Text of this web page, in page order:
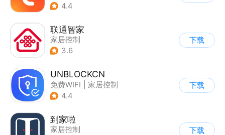
4.4
联通智家
家居控制
3.6
下载
UNBLOCKCN
免费WIFI
家居控制
4.4
下载
到家啦
家居控制
下载